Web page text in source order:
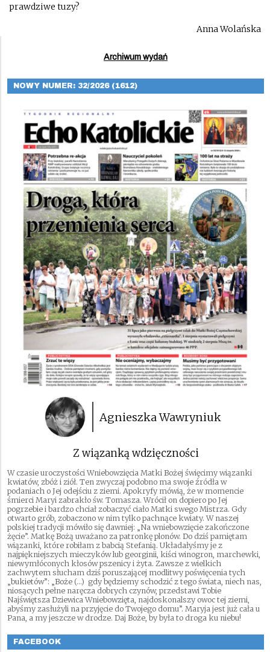
prawdziwe tuzy?
Anna Wolańska
Archiwum wydań
NOWY NUMER: 32/2026 (1612)
Agnieszka Wawryniuk
Z wiązanką wdzięczności
W czasie uroczystości Wniebowzięcia Matki Bożej święcimy wiązanki
kwiatów, zbóż i ziół. Ten zwyczaj podobno ma swoje źródła w
podaniach o Jej odejściu z ziemi. Apokryfy mówią, że w momencie
śmierci Maryi zabrakło św. Tomasza. Wrócił on dopiero po Jej
pogrzebie i bardzo chciał zobaczyć ciało Matki swego Mistrza. Gdy
otwarto grób, zobaczono w nim tylko pachnące kwiaty. W naszej
polskiej tradycji mówiło się dawniej: „Na wniebowzięcie zakończone
żęcie”. Matkę Bożą uważano za patronkę plonów. Do dziś pamiętam
wiązanki, które robiłam z babcią Stefanią. Układałyśmy je z
najpiękniejszych mieczyków lub georginii, kiści winogron, marchewki,
niewymłóconych kłosów pszenicy i żyta. Zawsze z wielkich
zachwytem słucham dziś poruszającej modlitwy poświęcenia tych
„bukietów”: „Boże (…) gdy będziemy schodzić z tego świata, niech nas,
niosących pełne naręcza dobrych czynów, przedstawi Tobie
Najświętsza Dziewica Wniebowzięta, najdoskonalszy owoc tej ziemi,
abyśmy zasłużyli na przyjęcie do Twojego domu”. Maryja jest już cała u
Pana, a my jeszcze w drodze. Daj Boże, by była to droga ku niebu!
FACEBOOK